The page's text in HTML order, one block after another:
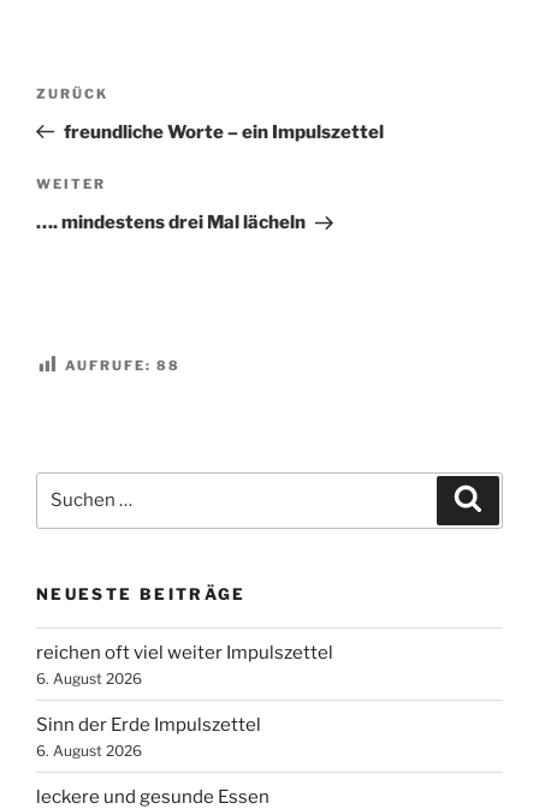
Beitragsnavigation
Vorheriger
Beitrag
ZURÜCK
freundliche Worte – ein Impulszettel
Nächster
Beitrag
WEITER
…. mindestens drei Mal lächeln
AUFRUFE: 88
nach:
NEUESTE BEITRÄGE
reichen oft viel weiter Impulszettel
6. August 2026
Sinn der Erde Impulszettel
6. August 2026
leckere und gesunde Essen